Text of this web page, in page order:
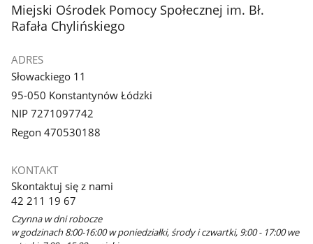
galerii.
stopka
Miejski Ośrodek Pomocy Społecznej im. Bł.
Rafała Chylińskiego
ADRES
Słowackiego 11
95-050 Konstantynów Łódzki
NIP 7271097742
Regon 470530188
KONTAKT
Skontaktuj się z nami
42 211 19 67
Czynna w dni robocze
w godzinach 8:00-16:00 w poniedziałki, środy i czwartki, 9:00 - 17:00 we